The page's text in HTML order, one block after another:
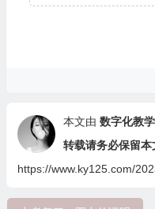
本文由 数字化教
转载请务必保留本
https://www.ky125.com/